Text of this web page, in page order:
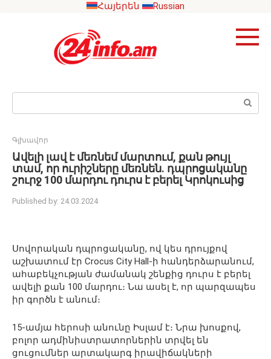
Հայերեն Russian
Search:
Գլխավոր
Ավելի լավ է մեռնեմ մարտում, քան թույլ
տամ, որ ուրիշները մեռնեն. դպրոցականը
շուրջ 100 մարդու դուրս է բերել Կրոկուսից
Published by: 24.03.2024
Սովորական դպրոցականը, ով կես դրույքով
աշխատում էր Crocus City Hall-ի հանդերձարանում,
ահաբեկչության ժամանակ շենքից դուրս է բերել
ավելի քան 100 մարդու։ Նա ասել է, որ պարզապես
իր գործն է անում։
15-ամյա հերոսի անունը Իսլամ է։ Նրա խոսքով,
բոլոր ադմինիստրատորներին տրվել են
ցուցումներ արտակարգ իրավիճակների